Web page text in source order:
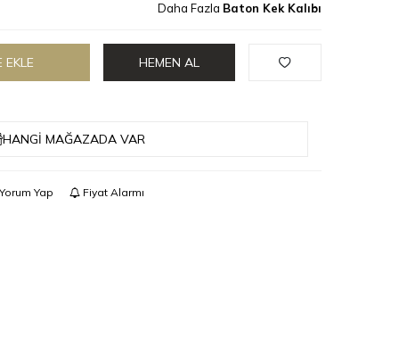
Daha Fazla Baton Kek Kalıbı
EKLE HEMEN AL
HANGI MAĞAZADA VAR
Yorum Yap Fiyat Alarmı